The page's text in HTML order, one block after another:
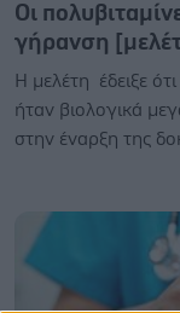
Οι
γήρανση
Η μελέτη έδειξε
ήταν βιολογικά
στην έναρξη της